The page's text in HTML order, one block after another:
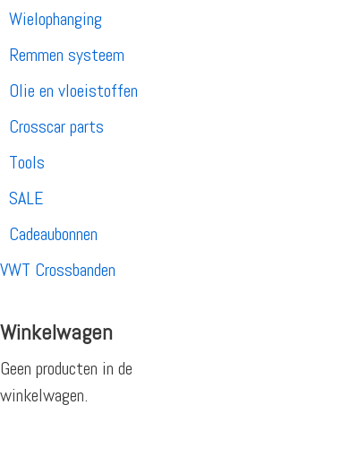
Wielophanging
Remmen systeem
Olie en vloeistoffen
Crosscar parts
Tools
SALE
Cadeaubonnen
VWT Crossbanden
Winkelwagen
Geen producten in de
winkelwagen.